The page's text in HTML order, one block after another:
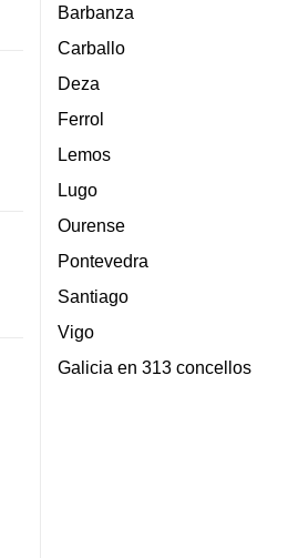
Barbanza
Carballo
Deza
Ferrol
Lemos
Lugo
Ourense
Pontevedra
Santiago
Vigo
Galicia en 313 concellos